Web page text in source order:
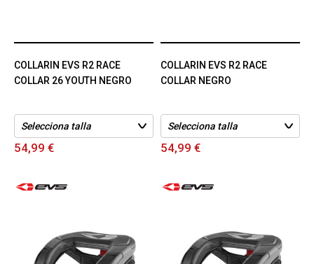
COLLARIN EVS R2 RACE
COLLAR 26 YOUTH NEGRO
54,99 €
COLLARIN EVS R2 RACE
COLLAR NEGRO
54,99 €